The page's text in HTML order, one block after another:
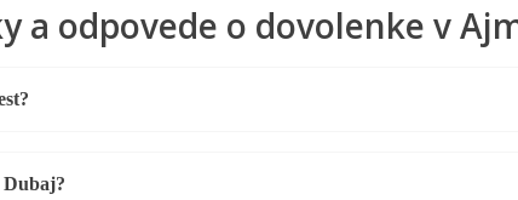
a odpovede o dovolenke v